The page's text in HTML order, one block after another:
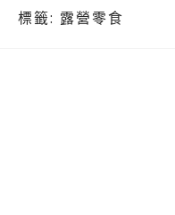
標籤: 露營零食